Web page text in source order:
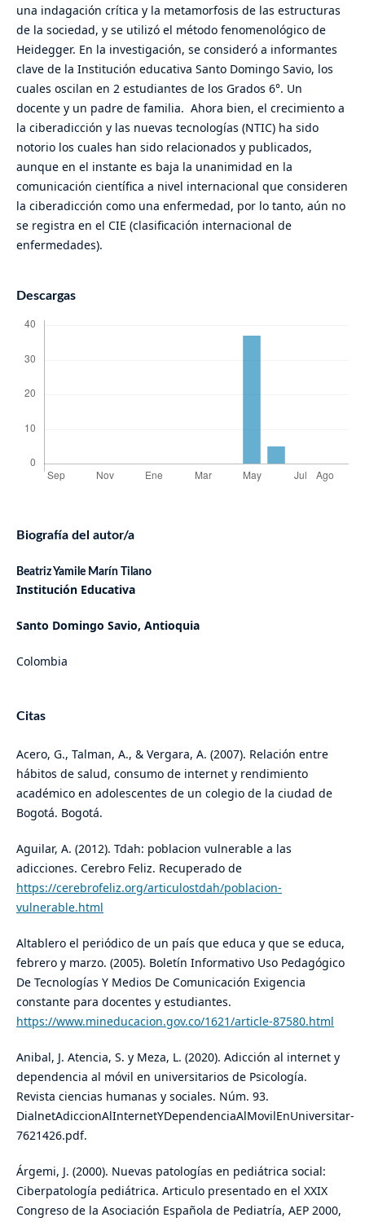
una indagación crítica y la metamorfosis de las estructuras
de la sociedad, y se utilizó el método fenomenológico de
Heidegger. En la investigación, se consideró a informantes
clave de la Institución educativa Santo Domingo Savio, los
cuales oscilan en 2 estudiantes de los Grados 6°. Un
docente y un padre de familia. Ahora bien, el crecimiento a
la ciberadicción y las nuevas tecnologías (NTIC) ha sido
notorio los cuales han sido relacionados y publicados,
aunque en el instante es baja la unanimidad en la
comunicación científica a nivel internacional que consideren
la ciberadicción como una enfermedad, por lo tanto, aún no
se registra en el CIE (clasificación internacional de
enfermedades).
Descargas
Biografía del autor/a
Beatriz Yamile Marín Tilano
Institución Educativa
Santo Domingo Savio, Antioquia
Colombia
Citas
Acero, G., Talman, A., & Vergara, A. (2007). Relación entre
hábitos de salud, consumo de internet y rendimiento
académico en adolescentes de un colegio de la ciudad de
Bogotá. Bogotá.
Aguilar, A. (2012). Tdah: poblacion vulnerable a las
adicciones. Cerebro Feliz. Recuperado de
https://cerebrofeliz.org/articulostdah/poblacion-
vulnerable.html
Altablero el periódico de un país que educa y que se educa,
febrero y marzo. (2005). Boletín Informativo Uso Pedagógico
De Tecnologías Y Medios De Comunicación Exigencia
constante para docentes y estudiantes.
https://www.mineducacion.gov.co/1621/article-87580.html
Anibal, J. Atencia, S. y Meza, L. (2020). Adicción al internet y
dependencia al móvil en universitarios de Psicología.
Revista ciencias humanas y sociales. Núm. 93.
DialnetAdiccionAlInternetYDependenciaAlMovilEnUniversitar-
7621426.pdf.
Árgemi, J. (2000). Nuevas patologías en pediátrica social:
Ciberpatología pediátrica. Articulo presentado en el XXIX
Congreso de la Asociación Española de Pediatría, AEP 2000,